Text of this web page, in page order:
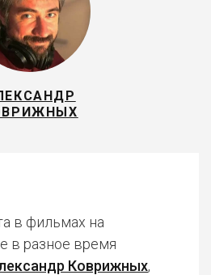
в фильмах на
в разное время
Коврижных,